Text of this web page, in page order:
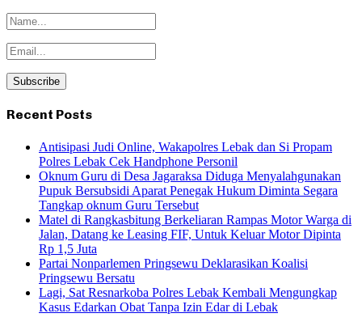
Recent Posts
Antisipasi Judi Online, Wakapolres Lebak dan Si Propam
Polres Lebak Cek Handphone Personil
Oknum Guru di Desa Jagaraksa Diduga Menyalahgunakan
Pupuk Bersubsidi Aparat Penegak Hukum Diminta Segara
Tangkap oknum Guru Tersebut
Matel di Rangkasbitung Berkeliaran Rampas Motor Warga di
Jalan, Datang ke Leasing FIF, Untuk Keluar Motor Dipinta
Rp 1,5 Juta
Partai Nonparlemen Pringsewu Deklarasikan Koalisi
Pringsewu Bersatu
Lagi, Sat Resnarkoba Polres Lebak Kembali Mengungkap
Kasus Edarkan Obat Tanpa Izin Edar di Lebak